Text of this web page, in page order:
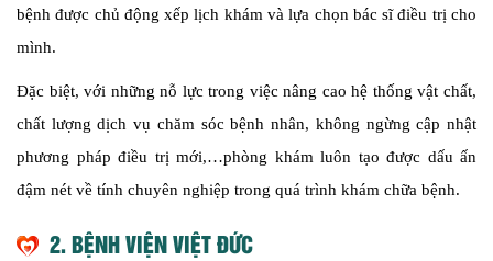
bệnh được chủ động xếp lịch khám và lựa chọn bác sĩ điều trị cho
mình.
Đặc biệt, với những nỗ lực trong việc nâng cao hệ thống vật chất,
chất lượng dịch vụ chăm sóc bệnh nhân, không ngừng cập nhật
phương pháp điều trị mới,…phòng khám luôn tạo được dấu ấn
đậm nét về tính chuyên nghiệp trong quá trình khám chữa bệnh.
2. BỆNH VIỆN VIỆT ĐỨC